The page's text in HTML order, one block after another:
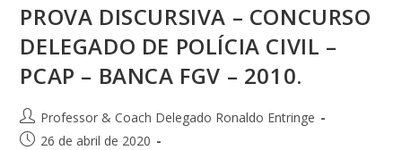
PROVA DISCURSIVA – CONCURSO
DELEGADO DE POLÍCIA CIVIL –
PCAP – BANCA FGV – 2010.
Professor & Coach Delegado Ronaldo Entringe
26 de abril de 2020